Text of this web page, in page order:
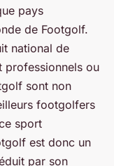
pays
de Footgolf.
national de
professionnels ou
sont non
footgolfers
sport
est donc un
par son